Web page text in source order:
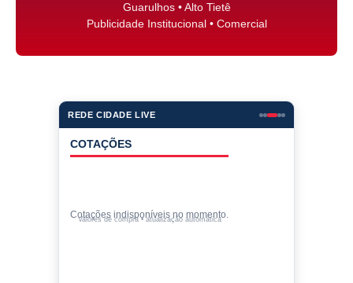
Guarulhos • Alto Tietê
Publicidade Institucional • Comercial
REDE CIDADE LIVE
COTAÇÕES
Cotações indisponíveis no momento.
Valores de compra • atualização automática